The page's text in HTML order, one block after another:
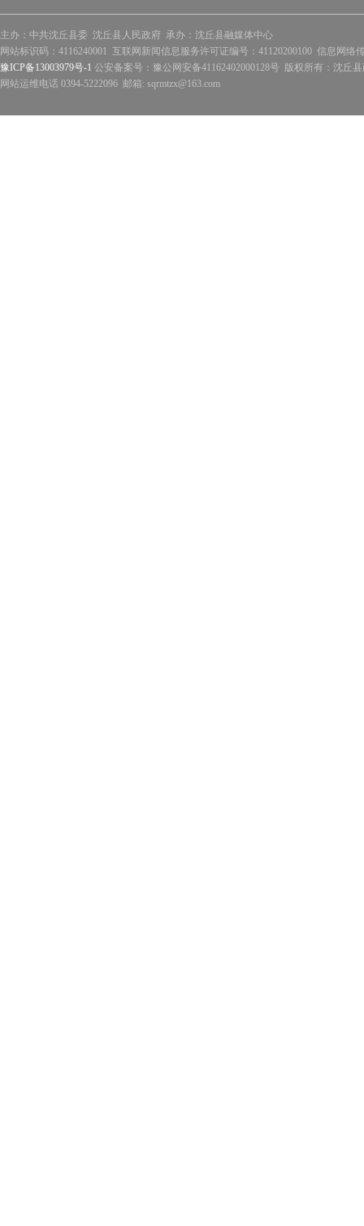
主办：中共沈丘县委 沈丘县人民政府 承办：沈丘县融媒体中心
网站标识码：4116240001 互联网新闻信息服务许可证编号：41120200100 信息网络
豫ICP备13003979号-1 公安备案号：豫公网安备41162402000128号 版权所有：沈丘
网站运维电话 0394-5222096 邮箱: sqrmtzx@163.com